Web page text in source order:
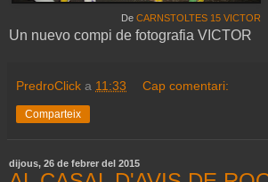
De CARNSTOLTES 15 VICTOR
Un nuevo compi de fotografia VICTOR
PredroClick a 11:33 Cap comentari:
Comparteix
dijous, 26 de febrer del 2015